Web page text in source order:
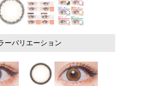
ーバリエーション